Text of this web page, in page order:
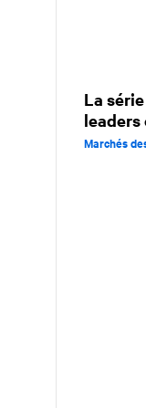
La
leaders
Marchés